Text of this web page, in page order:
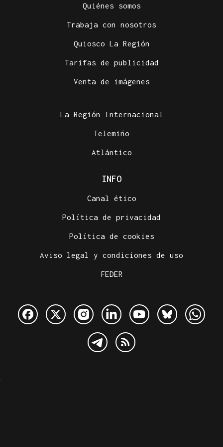
Quiénes somos
Trabaja con nosotros
Quiosco La Región
Tarifas de publicidad
Venta de imágenes
La Región Internacional
Telemiño
Atlántico
INFO
Canal ético
Política de privacidad
Política de cookies
Aviso legal y condiciones de uso
FEDER